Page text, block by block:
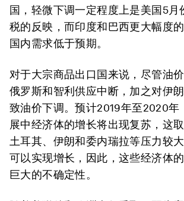
国，轻微下调一定程度上是美国5月
税的反映，而印度和巴西更大幅度
国内需求低于预期。
对于大宗商品出口国来说，尽管油
俄罗斯和智利供应中断，加之对伊
致油价下调。预计2019年至2020年
展中经济体的增长将出现复苏，这取
土耳其、伊朗和委内瑞拉等压力较
可以实现增长，因此，这些经济体
巨大的不确定性。